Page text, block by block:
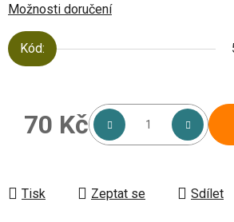
Možnosti doručení
Kód:
70 Kč
Tisk Zeptat se Sdílet